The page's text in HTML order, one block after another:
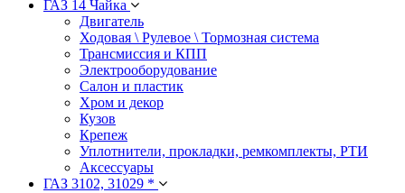
ГАЗ 14 Чайка
Двигатель
Ходовая \ Рулевое \ Тормозная система
Трансмиссия и КПП
Электрооборудование
Салон и пластик
Хром и декор
Кузов
Крепеж
Уплотнители, прокладки, ремкомплекты, РТИ
Аксессуары
ГАЗ 3102, 31029 *